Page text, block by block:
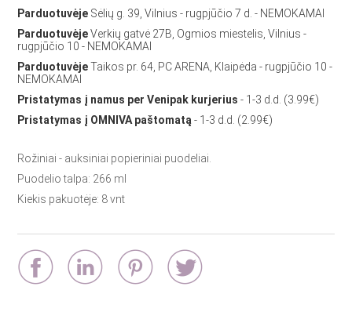
Parduotuvėje Sėlių g. 39, Vilnius - rugpjūčio 7 d. - NEMOKAMAI
ParduotuvėjeVerkių gatvė 27B, Ogmios miestelis, Vilnius -
rugpjūčio 10 - NEMOKAMAI
ParduotuvėjeTaikos pr. 64, PC ARENA, Klaipėda - rugpjūčio 10 -
NEMOKAMAI
Pristatymas į namus per Venipak kurjerius - 1-3 d.d. (3.99€)
Pristatymas į OMNIVA paštomatą- 1-3 d.d. (2.99€)
Rožiniai - auksiniai popieriniai puodeliai.
Puodelio talpa: 266 ml
Kiekis pakuotėje: 8 vnt